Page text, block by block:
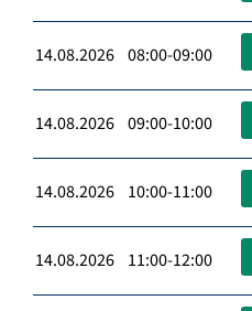
14.08.2026 08:00-09:00
14.08.2026 09:00-10:00
14.08.2026 10:00-11:00
14.08.2026 11:00-12:00